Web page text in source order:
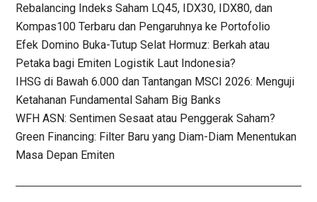
Rebalancing Indeks Saham LQ45, IDX30, IDX80, dan
Kompas100 Terbaru dan Pengaruhnya ke Portofolio
Efek Domino Buka-Tutup Selat Hormuz: Berkah atau
Petaka bagi Emiten Logistik Laut Indonesia?
IHSG di Bawah 6.000 dan Tantangan MSCI 2026: Menguji
Ketahanan Fundamental Saham Big Banks
WFH ASN: Sentimen Sesaat atau Penggerak Saham?
Green Financing: Filter Baru yang Diam-Diam Menentukan
Masa Depan Emiten